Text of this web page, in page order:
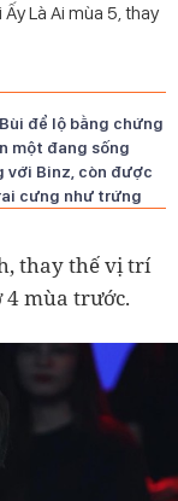
Là Ai mùa 5, thay
để lộ bằng chứng
một đang sống
với Binz, còn được
cưng như trứng
thay thế vị trí
4 mùa trước.